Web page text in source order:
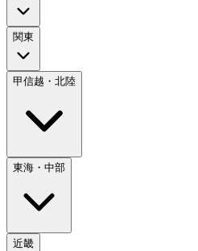
関東
甲信越・北陸
東海・中部
近畿